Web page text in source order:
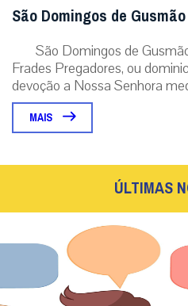
São Domingos de Gusmão
São Domingos de
Frades Pregadores, ou
devoção a Nossa Senhora
MAIS
ÚLTIMAS